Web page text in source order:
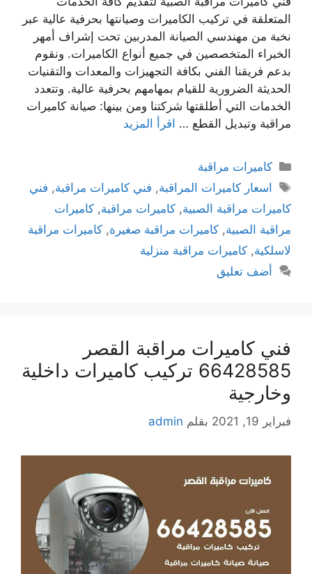
المتعلقة في تركيب الكاميرات وصيانتها بحرفية عالية عبر
نخبة من مهندسي الصيانة المدربين تحت إشراف أمهر
الخبراء المتخصصين في جميع أنواع الكاميرات. ونقوم
بدعم فريقنا الفني بكافة التجهيزات والمعدات والتقنيات
الحديثة الضرورية للقيام بمهامهم بحرفية عالية. وتتعدد
الخدمات التي أطلقتها شركتنا ومن بينها: صيانة كاميرات
مراقبة وتبديل القطع … اقرأ المزيد
كاميرات مراقبة
اسعار كاميرات المراقبة, فني كاميرات مراقبة, فني
كاميرات مراقبة الصبية, كاميرات مراقبة, كاميرات
مراقبة الصبية, كاميرات مراقبة صغيرة, كاميرات مراقبة
لاسلكية, كاميرات مراقبة منزلية
أضف تعليق
فني كاميرات مراقبة القصر
66428585 تركيب كاميرات داخلية
وخارجية
فبراير 19, 2021 بقلم admin